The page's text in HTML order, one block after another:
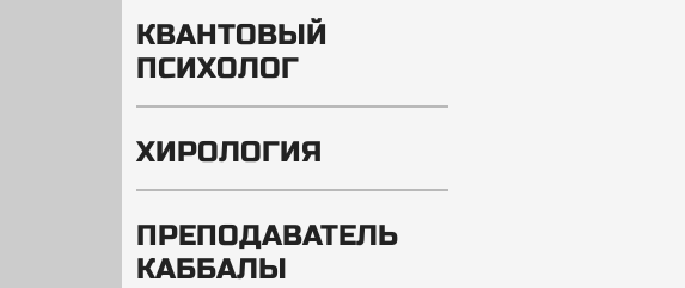
КВАНТОВЫЙ
ПСИХОЛОГ
ХИРОЛОГИЯ
ПРЕПОДАВАТЕЛЬ
КАББАЛЫ